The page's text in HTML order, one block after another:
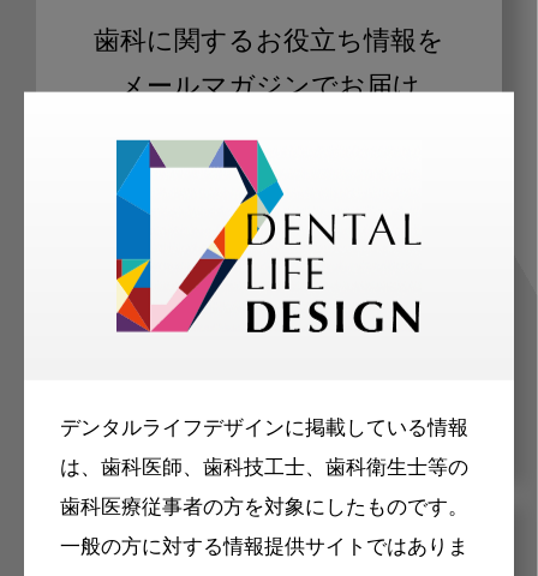
デンタルライフデザインに掲載している情報
は、歯科医師、歯科技工士、歯科衛生士等の
歯科医療従事者の方を対象にしたものです。
一般の方に対する情報提供サイトではありま
歯科に関するお役立ち情報を
メールマガジンでお届け
ご登録いただいた職種（歯科医師、歯
科衛生士、歯科技工士）に合わせた内
容のメールマガジンをお届けします。
メリット